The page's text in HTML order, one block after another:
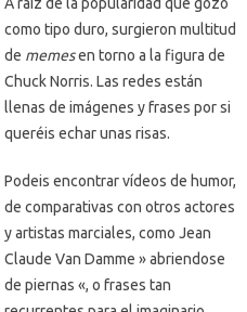
como tipo duro, surgieron multitud
de memesen torno a la figura de
Chuck Norris. Las redes están
llenas de imágenes y frases por si
queréis echar unas risas.
Podeis encontrar vídeos de humor,
de comparativas con otros actores
y artistas marciales, como Jean
Claude Van Damme » abriendose
de piernas «, o frases tan